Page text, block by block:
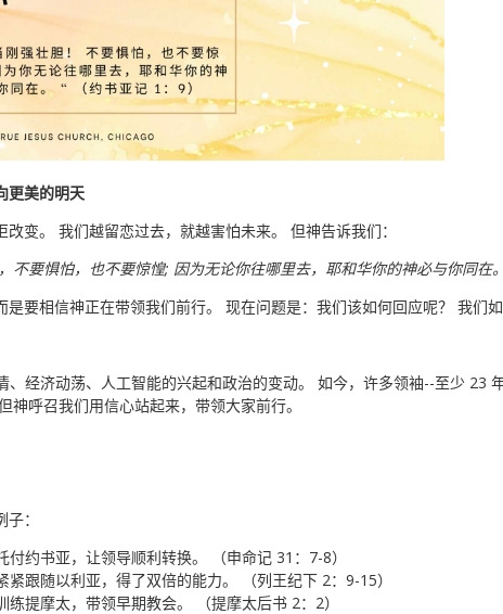
更美的明天
变。 我们越留恋过去，就越害怕未来。 但神告诉我们：
不要惧怕，也不要惊惶; 因为无论你往哪里去，耶和华你的神必与你同在
要相信神正在带领我们前行。 现在问题是：我们该如何回应呢？ 我们
经济动荡、人工智能的兴起和政治的变动。 如今，许多领袖--至少 23
神呼召我们用信心站起来，带领大家前行。
：
约书亚，让领导顺利转换。 （申命记 31：7-8）
跟随以利亚，得了双倍的能力。 （列王纪下 2：9-15）
提摩太，带领早期教会。 （提摩太后书 2：2）